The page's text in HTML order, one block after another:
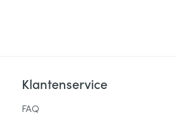
Klantenservice
FAQ